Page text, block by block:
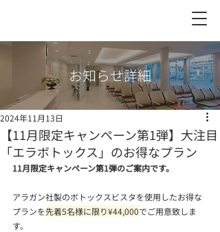
お知らせ詳細
【11月限定キャンペーン第1弾】大注目
「エラボトックス」のお得なプラン
2024年11月13日
11月限定キャンペーン第1弾のご案内です。
アラガン社製のボトックスビスタを使用したお得な
プランを先着5名様に限り¥44,000でご用意致しま
す。